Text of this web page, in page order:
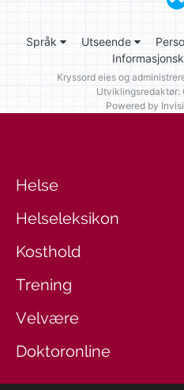
Språk Utseende
Kryssord eies og
Utviklingsredaktør:
Powered by
Helse
Helseleksikon
Kosthold
Trening
Velvære
Doktoronline